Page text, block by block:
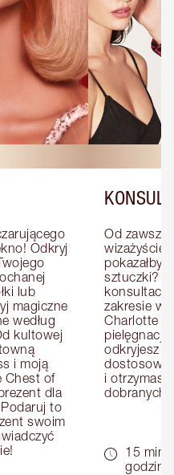
Odkryj
lub
magiczne
według
kultowej
i moją
Chest of
dla
to
swoim
Od zawsze
wizażyście
pokazałby
sztuczki?
zakresie
Charlotte
pielęgnacji
odkryjesz
i otrzymasz
dobranych
15
godziny